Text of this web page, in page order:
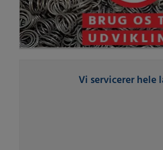
Vi servicerer hele